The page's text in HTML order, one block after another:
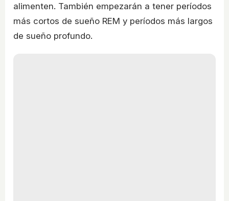
alimenten. También empezarán a tener períodos
más cortos de sueño REM y períodos más largos
de sueño profundo.